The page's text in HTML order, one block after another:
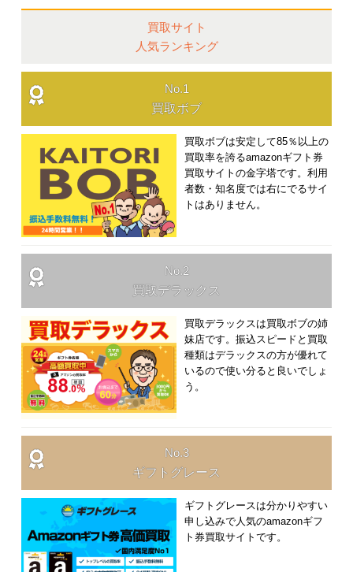
買取サイト
人気ランキング
No.1
買取ボブ
買取ボブは安定して85％以上の
買取率を誇るamazonギフト券
買取サイトの金字塔です。利用
者数・知名度では右にでるサイ
トはありません。
No.2
買取デラックス
買取デラックスは買取ボブの姉
妹店です。振込スピードと買取
種類はデラックスの方が優れて
いるので使い分ると良いでしょ
う。
No.3
ギフトグレース
ギフトグレースは分かりやすい
申し込みで人気のamazonギフ
ト券買取サイトです。